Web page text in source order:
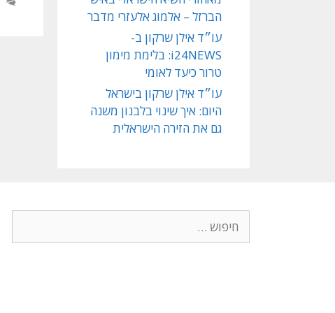
הברזל – אלמוג אלעזרי מדבר
עו״ד אילן שרקון ב-
i24NEWS: בלימת מימון
טרור כיעד לאומי
עו״ד אילן שרקון בישראל
היום: איך שינוי בלבנון משנה
גם את הזירה הישראלית